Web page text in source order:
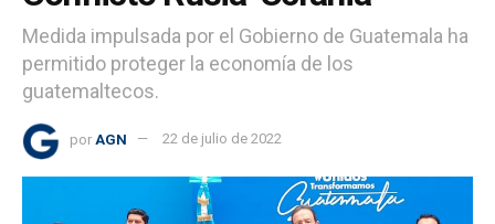
Medida impulsada por el Gobierno de Guatemala ha
permitido proteger la economía de los
guatemaltecos.
por AGN 22 de julio de 2022